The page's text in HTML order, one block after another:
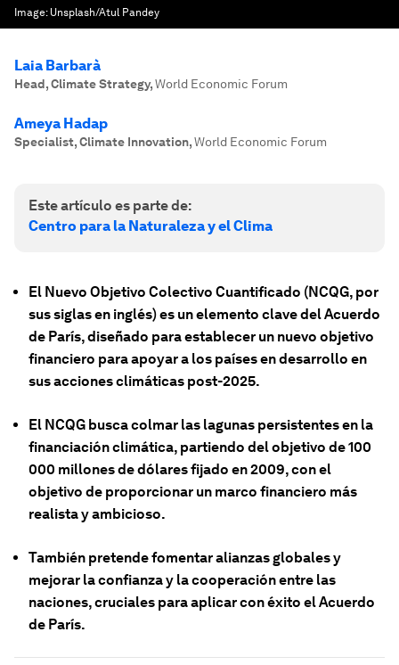
Image: Unsplash/Atul Pandey
Laia Barbarà
Head, Climate Strategy,World Economic Forum
Ameya Hadap
Specialist, Climate Innovation,World Economic Forum
Este artículo es parte de:
Centro para la Naturaleza y el Clima
El Nuevo Objetivo Colectivo Cuantificado (NCQG, por
sus siglas en inglés) es un elemento clave del Acuerdo
de París, diseñado para establecer un nuevo objetivo
financiero para apoyar a los países en desarrollo en
sus acciones climáticas post-2025.
El NCQG busca colmar las lagunas persistentes en la
financiación climática, partiendo del objetivo de 100
000 millones de dólares fijado en 2009, con el
objetivo de proporcionar un marco financiero más
realista y ambicioso.
También pretende fomentar alianzas globales y
mejorar la confianza y la cooperación entre las
naciones, cruciales para aplicar con éxito el Acuerdo
de París.